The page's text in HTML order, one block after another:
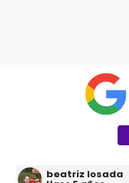
beatriz losada